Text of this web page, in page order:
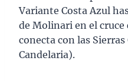
Variante Costa Azul
de Molinari en el cruce
conecta con las
Candelaria).